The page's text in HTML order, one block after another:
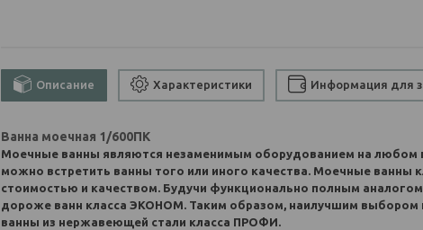
Описание Характеристики Информация для
Ванна моечная 1/600ПК
Моечные ванны являются незаменимым оборудованием на любом
можно встретить ванны того или иного качества. Моечные
стоимостью и качеством. Будучи функционально полным
дороже ванн класса ЭКОНОМ. Таким образом, наилучшим выбором
ванны из нержавеющей стали класса ПРОФИ.